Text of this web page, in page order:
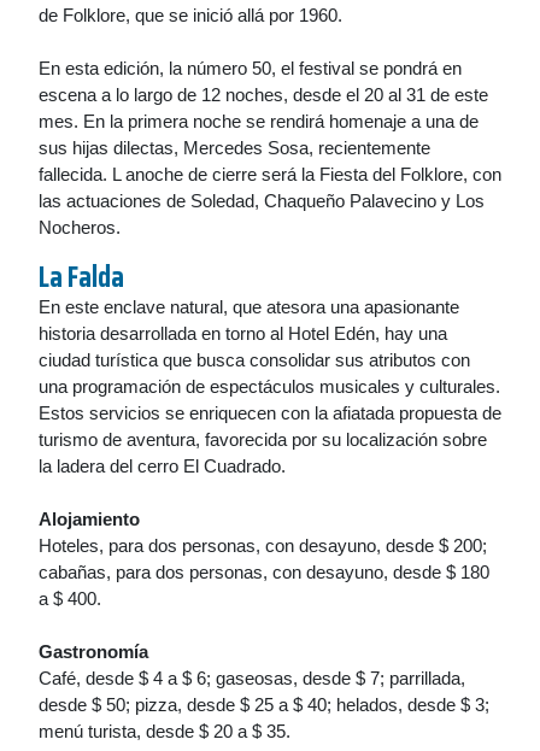
de Folklore, que se inició allá por 1960.
En esta edición, la número 50, el festival se pondrá en
escena a lo largo de 12 noches, desde el 20 al 31 de este
mes. En la primera noche se rendirá homenaje a una de
sus hijas dilectas, Mercedes Sosa, recientemente
fallecida. L anoche de cierre será la Fiesta del Folklore, con
las actuaciones de Soledad, Chaqueño Palavecino y Los
Nocheros.
La Falda
En este enclave natural, que atesora una apasionante
historia desarrollada en torno al Hotel Edén, hay una
ciudad turística que busca consolidar sus atributos con
una programación de espectáculos musicales y culturales.
Estos servicios se enriquecen con la afiatada propuesta de
turismo de aventura, favorecida por su localización sobre
la ladera del cerro El Cuadrado.
Alojamiento
Hoteles, para dos personas, con desayuno, desde $ 200;
cabañas, para dos personas, con desayuno, desde $ 180
a $ 400.
Gastronomía
Café, desde $ 4 a $ 6; gaseosas, desde $ 7; parrillada,
desde $ 50; pizza, desde $ 25 a $ 40; helados, desde $ 3;
menú turista, desde $ 20 a $ 35.